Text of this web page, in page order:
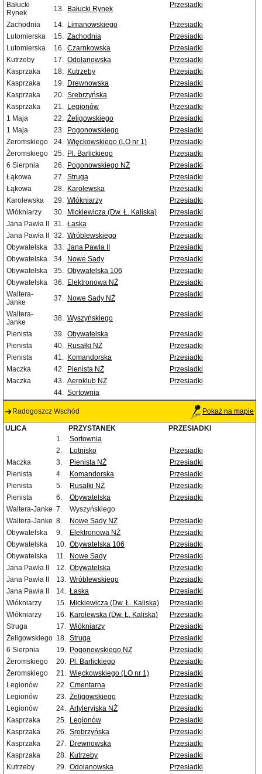
Bałucki
Rynek
13. Bałucki Rynek Przesiadki
Zachodnia 14. Limanowskiego
Przesiadki
Lutomierska
15. Zachodnia
Przesiadki
Lutomierska
16. Czarnkowska
Przesiadki
Kutrzeby
17. Odolanowska
Przesiadki
Kasprzaka
18. Kutrzeby
Przesiadki
Kasprzaka
19. Drewnowska
Przesiadki
Kasprzaka
20. Srebrzyńska
Przesiadki
Kasprzaka
21. Legionów
Przesiadki
1 Maja
22. Żeligowskiego
Przesiadki
1 Maja
23. Pogonowskiego
Przesiadki
Żeromskiego
24. Więckowskiego (LO nr 1)
Przesiadki
Żeromskiego
25. Pl. Barlickiego
Przesiadki
6 Sierpnia
26. Pogonowskiego NŻ
Przesiadki
Łąkowa
27. Struga
Przesiadki
Łąkowa
28. Karolewska
Przesiadki
Karolewska
29. Włókniarzy
Przesiadki
Włókniarzy
30. Mickiewicza (Dw. Ł. Kaliska)
Przesiadki
Jana Pawła II
31. Łaska
Przesiadki
Jana Pawła II
32. Wróblewskiego
Przesiadki
Obywatelska
33. Jana Pawła II
Przesiadki
Obywatelska
34. Nowe Sady
Przesiadki
Obywatelska
35. Obywatelska 106
Przesiadki
Obywatelska
36. Elektronowa NŻ
Przesiadki
Waltera-
Janke
37. Nowe Sady NŻ Przesiadki
Waltera-
Janke
38. Wyszyńskiego Przesiadki
Pienista 39. Obywatelska
Przesiadki
Pienista
40. Rusałki NŻ
Przesiadki
Pienista
41. Komandorska
Przesiadki
Maczka
42. Pienista NŻ
Przesiadki
Maczka
43. Aeroklub NŻ
Przesiadki
44. Sortownia
Radogoszcz Wschód Pokaż na mapie
ULICA PRZYSTANEK
PRZESIADKI
1.
Sortownia
2.
Lotnisko
Przesiadki
Maczka
3. Pienista NŻ
Przesiadki
Pienista
4. Komandorska
Przesiadki
Pienista
5. Rusałki NŻ
Przesiadki
Pienista
6. Obywatelska
Przesiadki
Waltera-Janke 7.
Wyszyńskiego
Waltera-Janke 8. Nowe Sady NŻ
Przesiadki
Obywatelska
9. Elektronowa NŻ
Przesiadki
Obywatelska
10. Obywatelska 106
Przesiadki
Obywatelska
11. Nowe Sady
Przesiadki
Jana Pawła II
12. Obywatelska
Przesiadki
Jana Pawła II
13. Wróblewskiego
Przesiadki
Jana Pawła II
14. Łaska
Przesiadki
Włókniarzy
15. Mickiewicza (Dw. Ł. Kaliska)
Przesiadki
Włókniarzy
16. Karolewska (Dw. Ł. Kaliska)
Przesiadki
Struga
17. Włókniarzy
Przesiadki
Żeligowskiego 18. Struga
Przesiadki
6 Sierpnia
19. Pogonowskiego NŻ
Przesiadki
Żeromskiego
20. Pl. Barlickiego
Przesiadki
Żeromskiego
21. Więckowskiego (LO nr 1)
Przesiadki
Legionów
22. Cmentarna
Przesiadki
Legionów
23. Żeligowskiego
Przesiadki
Legionów
24. Artyleryjska NŻ
Przesiadki
Kasprzaka
25. Legionów
Przesiadki
Kasprzaka
26. Srebrzyńska
Przesiadki
Kasprzaka
27. Drewnowska
Przesiadki
Kasprzaka
28. Kutrzeby
Przesiadki
Kutrzeby
29. Odolanowska Przesiadki